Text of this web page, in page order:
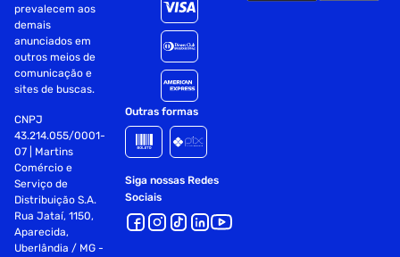
prevalecem aos
demais
anunciados em
outros meios de
comunicação e
sites de buscas.
CNPJ
43.214.055/0001-
07 | Martins
Comércio e
Serviço de
Distribuição S.A.
Rua Jataí, 1150,
Aparecida,
Uberlândia / MG -
Outras formas
Siga nossas Redes
Sociais